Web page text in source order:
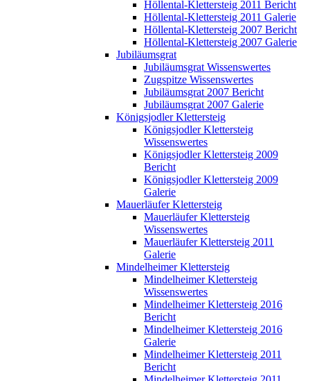
Höllental-Klettersteig 2011 Bericht
Höllental-Klettersteig 2011 Galerie
Höllental-Klettersteig 2007 Bericht
Höllental-Klettersteig 2007 Galerie
Jubiläumsgrat
Jubiläumsgrat Wissenswertes
Zugspitze Wissenswertes
Jubiläumsgrat 2007 Bericht
Jubiläumsgrat 2007 Galerie
Königsjodler Klettersteig
Königsjodler Klettersteig
Wissenswertes
Königsjodler Klettersteig 2009
Bericht
Königsjodler Klettersteig 2009
Galerie
Mauerläufer Klettersteig
Mauerläufer Klettersteig
Wissenswertes
Mauerläufer Klettersteig 2011
Galerie
Mindelheimer Klettersteig
Mindelheimer Klettersteig
Wissenswertes
Mindelheimer Klettersteig 2016
Bericht
Mindelheimer Klettersteig 2016
Galerie
Mindelheimer Klettersteig 2011
Bericht